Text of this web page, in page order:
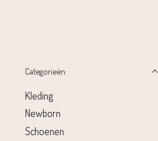
Categorieën
Kleding
Newborn
Schoenen